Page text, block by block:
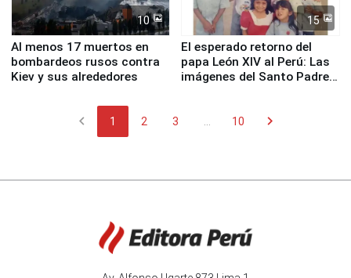
10
Al menos 17 muertos en
bombardeos rusos contra
Kiev y sus alrededores
15
El esperado retorno del
papa León XIV al Perú: Las
imágenes del Santo Padre
chevron_left 1 2 3 ... 10 chevron_right